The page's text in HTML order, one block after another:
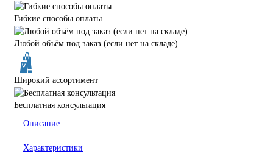
Гибкие способы оплаты
Любой объём под заказ (если нет на складе)
Широкий ассортимент
Бесплатная консультация
Описание
Характеристики